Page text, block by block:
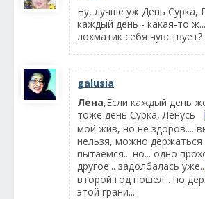
Ну, лучше уж День Сурка,
каждый день - какая-то
лохматик себя чувствует?
galusia
Лена,Если каждый день
тоже день Сурка, Ленусь
мой жив, но не здоров....
нельзя, можно держаться
пытаемся... но... одно
другое... задолбалась уже...
второй год пошел... но
этой грани...